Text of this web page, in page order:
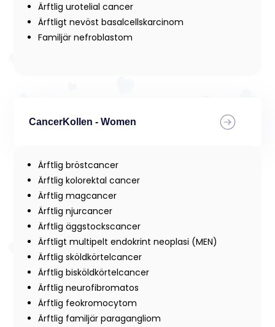
Ärftlig urotelial cancer
Ärftligt nevöst basalcellskarcinom
Familjär nefroblastom
CancerKollen - Women
Ärftlig bröstcancer
Ärftlig kolorektal cancer
Ärftlig magcancer
Ärftlig njurcancer
Ärftlig äggstockscancer
Ärftligt multipelt endokrint neoplasi (MEN)
Ärftlig sköldkörtelcancer
Ärftlig bisköldkörtelcancer
Ärftlig neurofibromatos
Ärftlig feokromocytom
Ärftlig familjär paragangliom